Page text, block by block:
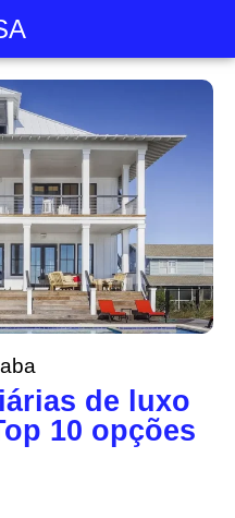
de luxo
10 opções